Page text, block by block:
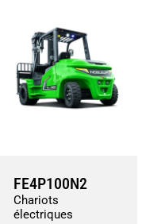
FE4P100N2
Chariots
électriques